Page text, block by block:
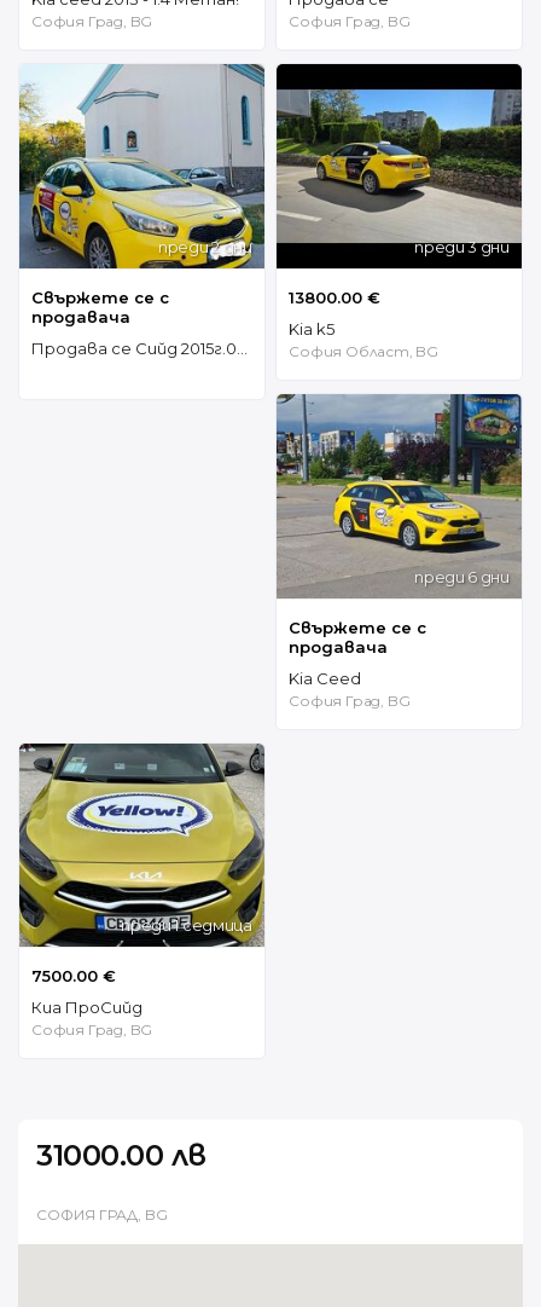
София Град, BG София Град, BG
преди 2 дни
Свържете се с
продавача
преди 3 дни
13800.00 €
Kia k5
София Област, BG
преди 6 дни
Свържете се с
продавача
Kia Ceed
София Град, BG
преди 1 седмица
7500.00 €
Киа ПроСийд
София Град, BG
31000.00 лв
СОФИЯ ГРАД, BG